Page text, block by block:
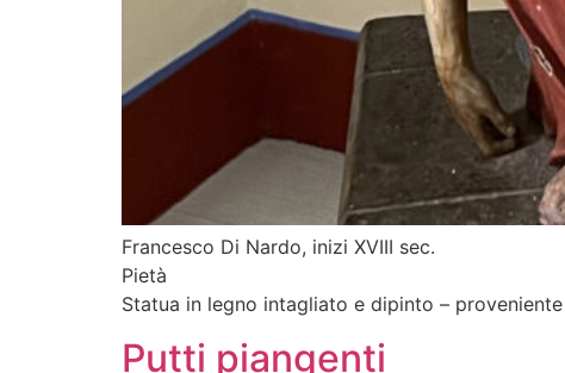
Francesco Di Nardo, inizi XVIII sec.
Pietà
Statua in legno intagliato e dipinto –
Putti piangenti